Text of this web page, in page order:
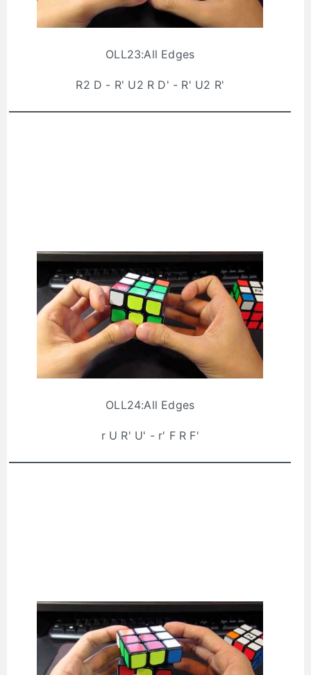
OLL23:All Edges
R2 D - R' U2 R D' - R' U2 R'
OLL24:All Edges
r U R' U' - r' F R F'